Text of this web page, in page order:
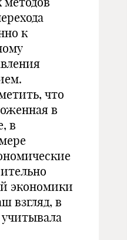
к
что
в
в
экономики
взгляд, в